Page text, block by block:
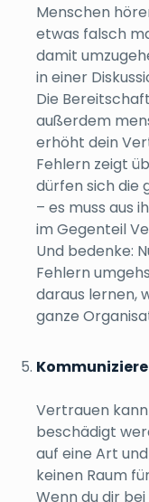
Menschen
etwas falsch
damit
in einer
Die
außerdem
erhöht dein
Fehlern zeigt
dürfen sich die
– es muss aus
im Gegenteil
Und bedenke:
Fehlern
daraus lernen,
ganze
Vertrauen
beschädigt
auf eine Art
keinen Raum
Wenn du dir